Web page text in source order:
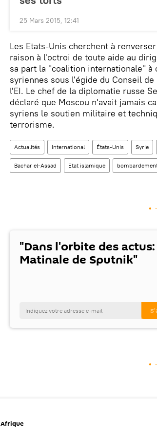
25 Mars 2015, 12:41
Les Etats-Unis cherchent à
raison à l'octroi de toute aide au
sa part la "coalition internationale" à
syriennes sous l'égide du Conseil
l'EI. Le chef de la diplomatie russe
déclaré que Moscou n'avait jamais
syriens le soutien militaire et
terrorisme.
Actualités International États-Unis Syrie
Bachar el-Assad Etat islamique
"Dans l'orbite des
Matinale de Sputnik"
Afrique